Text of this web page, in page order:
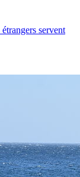
servent